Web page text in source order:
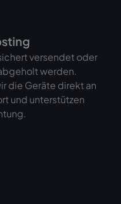
versendet oder
werden.
die Geräte direkt an
und unterstützen